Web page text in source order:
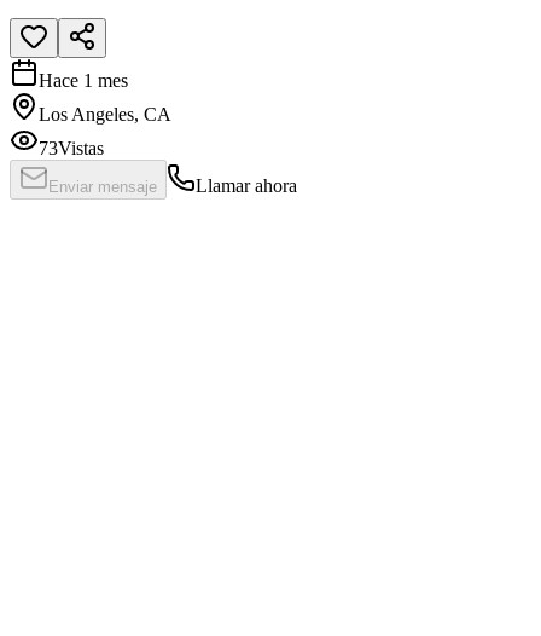
Hace 1 mes
Los Angeles, CA
73Vistas
Enviar mensaje Llamar ahora